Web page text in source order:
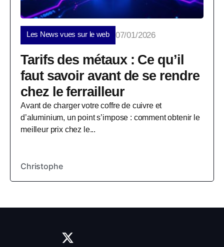
Les News vues sur le web 07/01/2026
Tarifs des métaux : Ce qu’il
faut savoir avant de se rendre
chez le ferrailleur
Avant de charger votre coffre de cuivre et
d’aluminium, un point s’impose : comment obtenir le
meilleur prix chez le...
Christophe